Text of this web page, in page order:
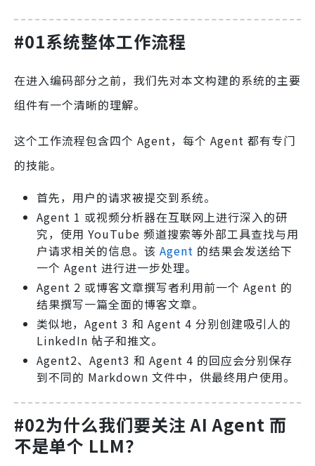
#01系统整体工作流程
在进入编码部分之前，我们先对本文构建的系统的主要
组件有一个清晰的理解。
这个工作流程包含四个 Agent，每个 Agent 都有专门
的技能。
首先，用户的请求被提交到系统。
Agent 1 或视频分析器在互联网上进行深入的研
究，使用 YouTube 频道搜索等外部工具查找与用
户请求相关的信息。该 Agent 的结果会发送给下
一个 Agent 进行进一步处理。
Agent 2 或博客文章撰写者利用前一个 Agent 的
结果撰写一篇全面的博客文章。
类似地，Agent 3 和 Agent 4 分别创建吸引人的
LinkedIn 帖子和推文。
Agent2、Agent3 和 Agent 4 的回应会分别保存
到不同的 Markdown 文件中，供最终用户使用。
#02为什么我们要关注 AI Agent 而
不是单个 LLM？